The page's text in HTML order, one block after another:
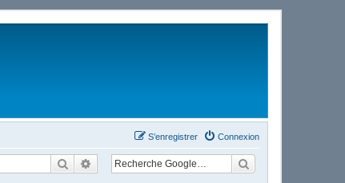
Connexion
S’enregistrer
RechercherRecherche avancée